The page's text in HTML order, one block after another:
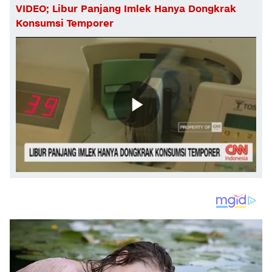
VIDEO; Libur Panjang Imlek Hanya Dongkrak
Konsumsi Temporer